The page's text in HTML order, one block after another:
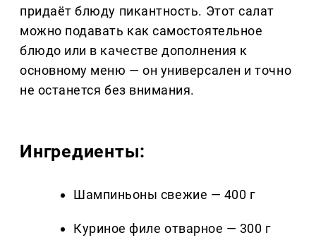
придаёт блюду пикантность. Этот салат
можно подавать как самостоятельное
блюдо или в качестве дополнения к
основному меню — он универсален и точно
не останется без внимания.
Ингредиенты:
Шампиньоны свежие — 400 г
Куриное филе отварное — 300 г